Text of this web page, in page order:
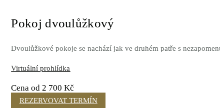
Pokoj dvoulůžkový
Dvoulůžkové pokoje se nachází jak ve druhém patře s
Virtuální prohlídka
Cena od 2 700 Kč
REZERVOVAT TERMÍN